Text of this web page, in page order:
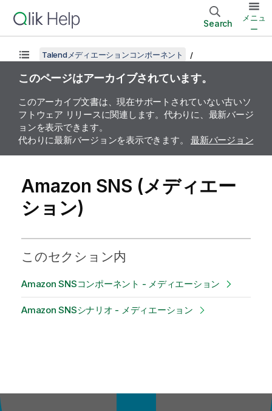
Search
メニュ
ー
Talendメディエーションコンポーネント
このページはアーカイブされています。
このアーカイブ文書は、現在サポートされていない古いソ
フトウェア リリースに関連します。代わりに、最新バージ
ョンを表示できます。
代わりに最新バージョンを表示できます。 最新バージョン
Amazon SNS (メディエー
ション)
このセクション内
Amazon SNSコンポーネント - メディエーション
Amazon SNSシナリオ - メディエーション